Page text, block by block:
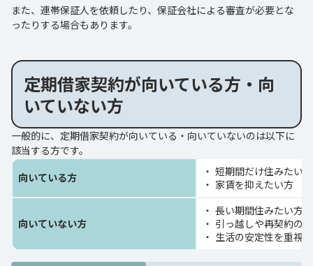
また、連帯保証人を依頼したり、保証会社による審査が必要とな
ったりする場合もあります。
定期借家契約が向いている方・向
いていない方
一般的に、定期借家契約が向いている・向いていないのは以下に
該当する方です。
向いている方
短期間だけ住みたい方
家賃を抑えたい方
向いていない方
長い期間住みたい方
引っ越しや再契約の
生活の安定性を重視